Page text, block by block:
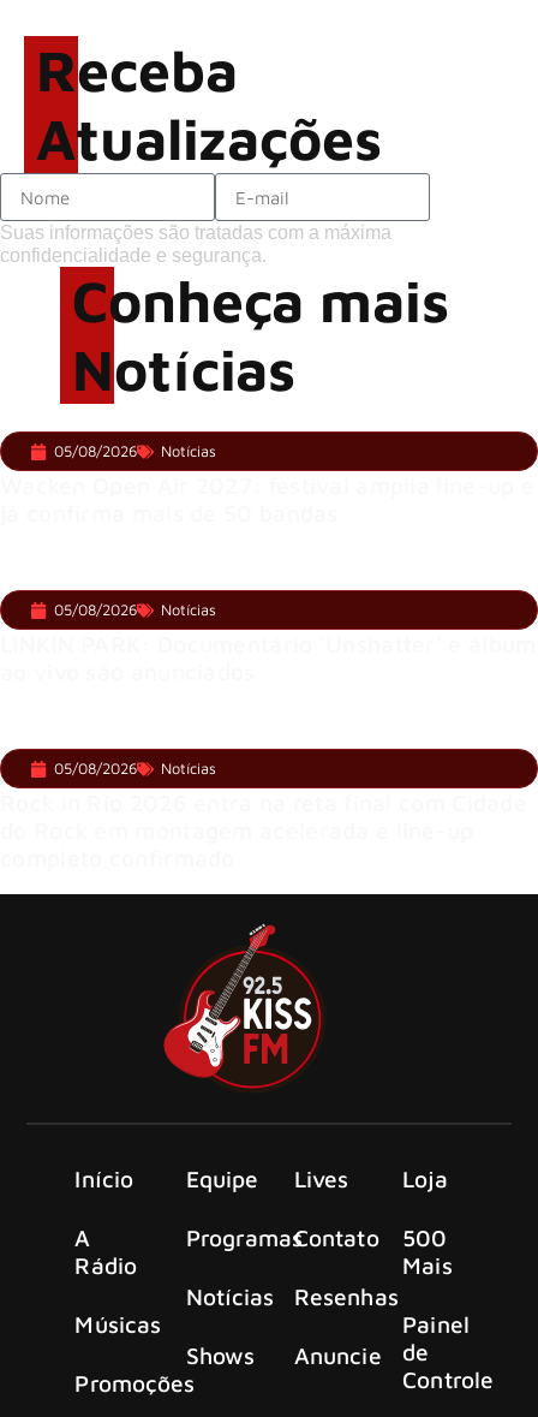
Receba
Atualizações
Suas informações são tratadas com a máxima
confidencialidade e segurança.
Conheça mais
Notícias
05/08/2026 Notícias
05/08/2026 Notícias
05/08/2026 Notícias
Início
A
Rádio
Músicas
Promoções
Equipe
Programas
Notícias
Shows
Lives
Contato
Resenhas
Anuncie
Loja
500
Mais
Painel
de
Controle